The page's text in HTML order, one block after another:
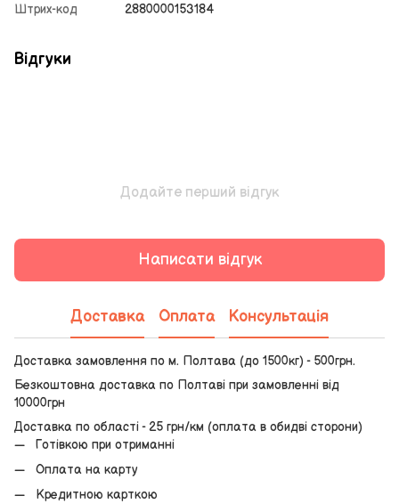
Штрих-код
2880000153184
Відгуки
Додайте перший відгук
Написати відгук
Доставка Оплата Консультація
Доставка замовлення по м. Полтава (до 1500кг) - 500грн.
Безкоштовна доставка по Полтаві при замовленні від
10000грн
Доставка по області - 25 грн/км (оплата в обидві сторони)
Готівкою при отриманні
Оплата на карту
Кредитною карткою